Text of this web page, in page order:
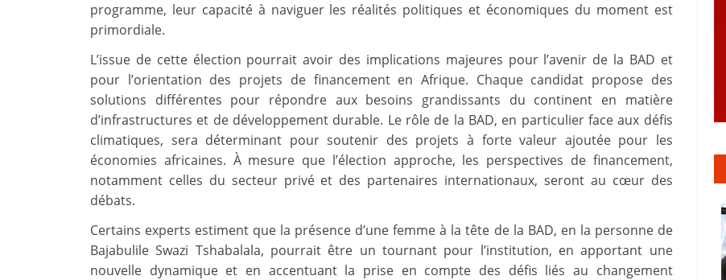
programme, leur capacité à naviguer les réalités politiques et économiques du moment est
primordiale.
L’issue de cette élection pourrait avoir des implications majeures pour l’avenir de la BAD et
pour l’orientation des projets de financement en Afrique. Chaque candidat propose des
solutions différentes pour répondre aux besoins grandissants du continent en matière
d’infrastructures et de développement durable. Le rôle de la BAD, en particulier face aux défis
climatiques, sera déterminant pour soutenir des projets à forte valeur ajoutée pour les
économies africaines. À mesure que l’élection approche, les perspectives de financement,
notamment celles du secteur privé et des partenaires internationaux, seront au cœur des
débats.
Certains experts estiment que la présence d’une femme à la tête de la BAD, en la personne de
Bajabulile Swazi Tshabalala, pourrait être un tournant pour l’institution, en apportant une
nouvelle dynamique et en accentuant la prise en compte des défis liés au changement